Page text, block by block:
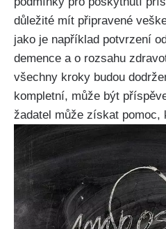
důležité mít připravené
jako je například potvrzení
demence a o rozsahu
všechny kroky budou
kompletní, může být
žadatel může získat pomoc,